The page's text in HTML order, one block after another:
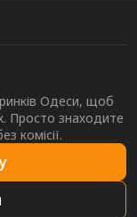
Одеси, щоб
Просто знаходите
комісії.